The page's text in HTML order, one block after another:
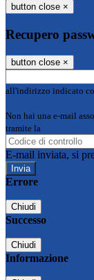
button close ×
Recupero
button close ×
all'indirizzo indicato
Non hai una e-mail
tramite la
E-mail inviata, si
Errore
Chiudi
Successo
Chiudi
Informazione